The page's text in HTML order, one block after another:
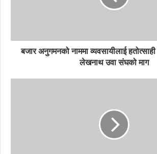
बजार अनुगमनको नाममा व्यवसायीलाई
लेखनाथ उवा संघको माग